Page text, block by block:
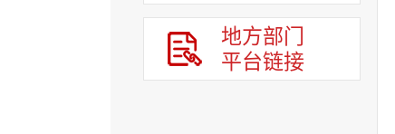
地方部门
平台链接